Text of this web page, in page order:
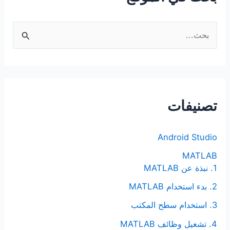
ل
ع
تصنيفات
Android Studio
MATLAB
1. نبذة عن MATLAB
2. بدء استخدام MATLAB
3. استخدام سطح المكتب
4. تشغيل وظائف MATLAB